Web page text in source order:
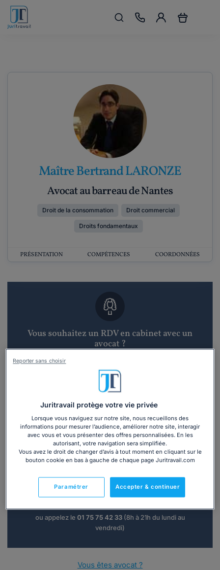
Maître Bertrand LARONZE
Avocat au barreau de Nantes
Droit de la consommation Droit commercial
Droits fondamentaux
PRÉSENTATION COMPÉTENCES COORDONNÉES
Vous souhaitez un RDV en cabinet avec un
avocat ?
Recevoir des devis d'avocats
3 devis en 48h
Vous souhaitez une consultation par
Consulter immédiatement
ou appelez le 01 75 75 42 33(8h à 21h du lundi au
vendredi)
Vous êtes avocat ?
Juritravail protège votre vie privée
Lorsque vous naviguez sur notre site, nous recueillons des
informations pour mesurer l’audience, améliorer notre site, interagir
avec vous et vous présenter des offres personnalisées. En les
autorisant, votre navigation sera simplifiée.
Vous avez le droit de changer d’avis à tout moment en cliquant sur le
bouton cookie en bas à gauche de chaque page Juritravail.com
Accepter & continuer
Paramétrer
Reporter sans choisir